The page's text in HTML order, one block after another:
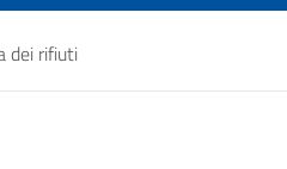
dei rifiuti